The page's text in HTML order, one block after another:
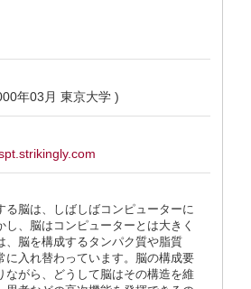
年03月 東京大学 )
る脳は、しばしばコンピューターに
し、脳はコンピューターとは大きく
、脳を構成するタンパク質や脂質
に入れ替わっています。脳の構成要
ながら、どうして脳はその構造を維